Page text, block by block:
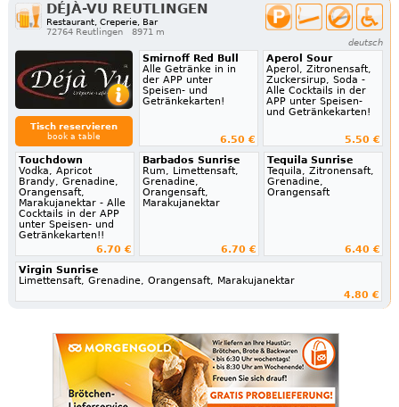
DÉJÀ-VU REUTLINGEN
Restaurant, Creperie, Bar
72764 Reutlingen
8971 m
deutsch
Tisch reservieren
book a table
Smirnoff Red Bull
Alle Getränke in in
der APP unter
Speisen- und
Getränkekarten!
6.50 €
Aperol Sour
Aperol, Zitronensaft,
Zuckersirup, Soda -
Alle Cocktails in der
APP unter Speisen-
und Getränkekarten!
5.50 €
Touchdown
Vodka, Apricot
Brandy, Grenadine,
Orangensaft,
Marakujanektar - Alle
Cocktails in der APP
unter Speisen- und
Getränkekarten!!
6.70 €
Barbados Sunrise
Rum, Limettensaft,
Grenadine,
Orangensaft,
Marakujanektar
6.70 €
Tequila Sunrise
Tequila, Zitronensaft,
Grenadine,
Orangensaft
6.40 €
Virgin Sunrise
Limettensaft, Grenadine, Orangensaft, Marakujanektar
4.80 €